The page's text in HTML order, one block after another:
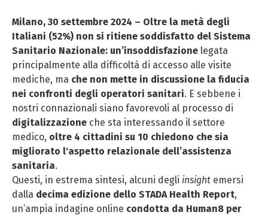
Milano, 30 settembre 2024 – Oltre la metà degli
Italiani (52%) non si ritiene soddisfatto del Sistema
Sanitario Nazionale: un’insoddisfazione legata
principalmente alla difficoltà di accesso alle visite
mediche, ma che non mette in discussione la fiducia
nei confronti degli operatori sanitari. E sebbene i
nostri connazionali siano favorevoli al processo di
digitalizzazione che sta interessando il settore
medico, oltre 4 cittadini su 10 chiedono che sia
migliorato l'aspetto relazionale dell’assistenza
sanitaria.
Questi, in estrema sintesi, alcuni degli insight emersi
dalla decima edizione dello STADA Health Report,
un’ampia indagine online condotta da Human8 per